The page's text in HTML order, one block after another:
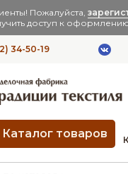
Пожалуйста,
доступ к
34-50-19
Каталог товаров